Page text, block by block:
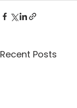
Recent Posts